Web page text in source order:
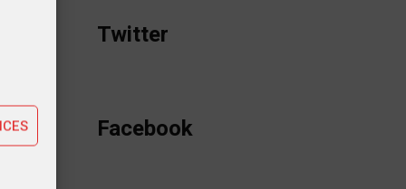
Twitter
Facebook